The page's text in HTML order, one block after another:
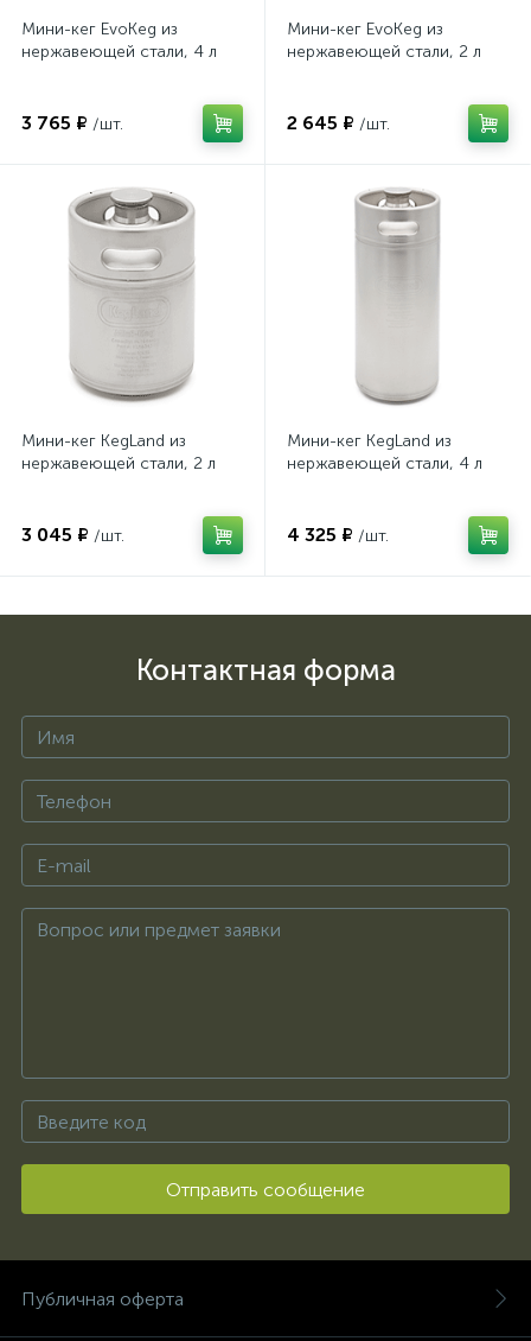
Мини-кег EvoKeg из
нержавеющей стали, 4 л
3 765 ₽ /шт.
Мини-кег EvoKeg из
нержавеющей стали, 2 л
2 645 ₽ /шт.
Мини-кег KegLand из
нержавеющей стали, 2 л
3 045 ₽ /шт.
Мини-кег KegLand из
нержавеющей стали, 4 л
4 325 ₽ /шт.
Контактная форма
Отправить сообщение
Публичная оферта